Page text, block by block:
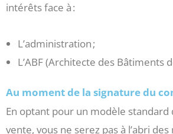
intérêts face à :
L’administration ;
L’ABF (Architecte des Bâtiments
Au moment de la signature du
En optant pour un modèle
vente, vous ne serez pas à l’abri